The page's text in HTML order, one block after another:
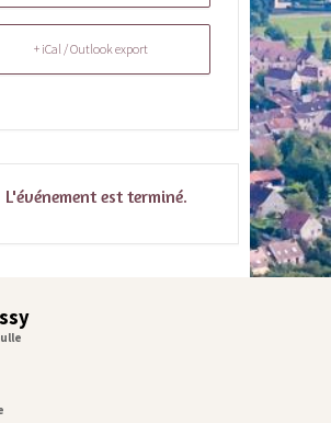
+ iCal / Outlook export
L'événement est terminé.